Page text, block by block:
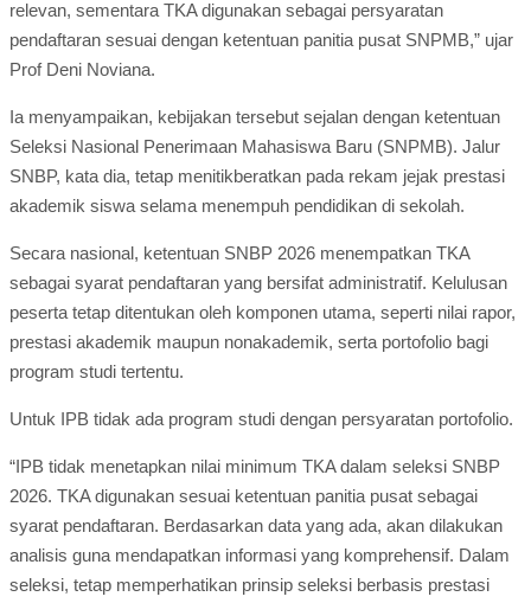
relevan, sementara TKA digunakan sebagai persyaratan
pendaftaran sesuai dengan ketentuan panitia pusat SNPMB,” ujar
Prof Deni Noviana.
Ia menyampaikan, kebijakan tersebut sejalan dengan ketentuan
Seleksi Nasional Penerimaan Mahasiswa Baru (SNPMB). Jalur
SNBP, kata dia, tetap menitikberatkan pada rekam jejak prestasi
akademik siswa selama menempuh pendidikan di sekolah.
Secara nasional, ketentuan SNBP 2026 menempatkan TKA
sebagai syarat pendaftaran yang bersifat administratif. Kelulusan
peserta tetap ditentukan oleh komponen utama, seperti nilai rapor,
prestasi akademik maupun nonakademik, serta portofolio bagi
program studi tertentu.
Untuk IPB tidak ada program studi dengan persyaratan portofolio.
“IPB tidak menetapkan nilai minimum TKA dalam seleksi SNBP
2026. TKA digunakan sesuai ketentuan panitia pusat sebagai
syarat pendaftaran. Berdasarkan data yang ada, akan dilakukan
analisis guna mendapatkan informasi yang komprehensif. Dalam
seleksi, tetap memperhatikan prinsip seleksi berbasis prestasi